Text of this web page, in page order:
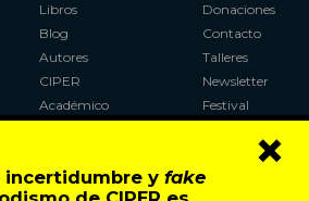
incertidumbre y fake
×
Libros
Blog
Autores
CIPER
Académico
Al Plebiscito
Donaciones
Contacto
Talleres
Newsletter
Festival